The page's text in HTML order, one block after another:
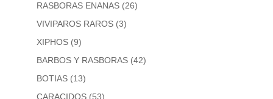
RASBORAS ENANAS (26)
VIVIPAROS RAROS (3)
XIPHOS (9)
BARBOS Y RASBORAS (42)
BOTIAS (13)
CARACIDOS (53)